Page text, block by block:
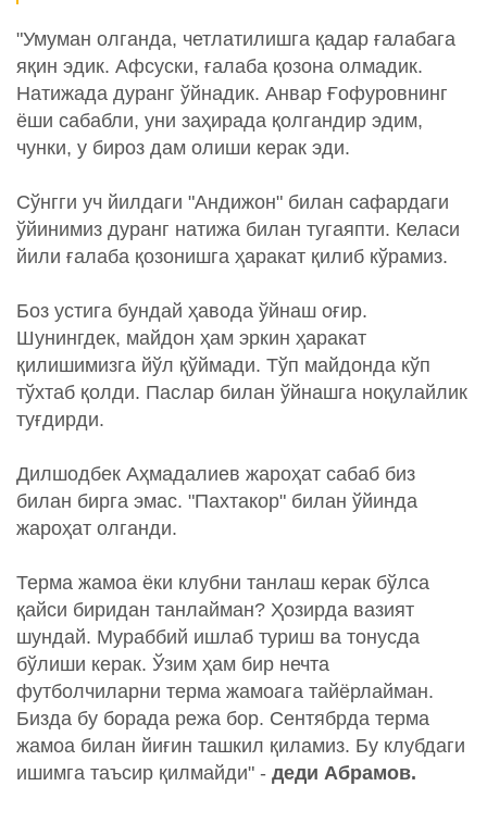
"Умуман олганда, четлатилишга қадар ғалабага
яқин эдик. Афсуски, ғалаба қозона олмадик.
Натижада дуранг ўйнадик. Анвар Ғофуровнинг
ёши сабабли, уни заҳирада қолгандир эдим,
чунки, у бироз дам олиши керак эди.
Сўнгги уч йилдаги "Андижон" билан сафардаги
ўйинимиз дуранг натижа билан тугаяпти. Келаси
йили ғалаба қозонишга ҳаракат қилиб кўрамиз.
Боз устига бундай ҳавода ўйнаш оғир.
Шунингдек, майдон ҳам эркин ҳаракат
қилишимизга йўл қўймади. Тўп майдонда кўп
тўхтаб қолди. Паслар билан ўйнашга ноқулайлик
туғдирди.
Дилшодбек Аҳмадалиев жароҳат сабаб биз
билан бирга эмас. "Пахтакор" билан ўйинда
жароҳат олганди.
Терма жамоа ёки клубни танлаш керак бўлса
қайси биридан танлайман? Ҳозирда вазият
шундай. Мураббий ишлаб туриш ва тонусда
бўлиши керак. Ўзим ҳам бир нечта
футболчиларни терма жамоага тайёрлайман.
Бизда бу борада режа бор. Сентябрда терма
жамоа билан йиғин ташкил қиламиз. Бу клубдаги
ишимга таъсир қилмайди" - деди Абрамов.